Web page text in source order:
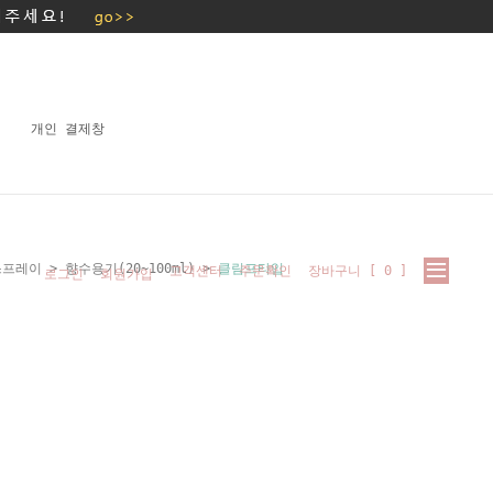
개인 결제창
로그인 회원가입 고객센터 주문확인 장바구니 [ 0
레이 >향수용기(20~100ml) >클림프타입